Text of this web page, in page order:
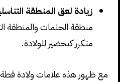
زيادة لعق المنطقة
منطقة الحلمات والمنطقة
متكرر كتحضير للولادة.
مع ظهور هذه علامات ولادة